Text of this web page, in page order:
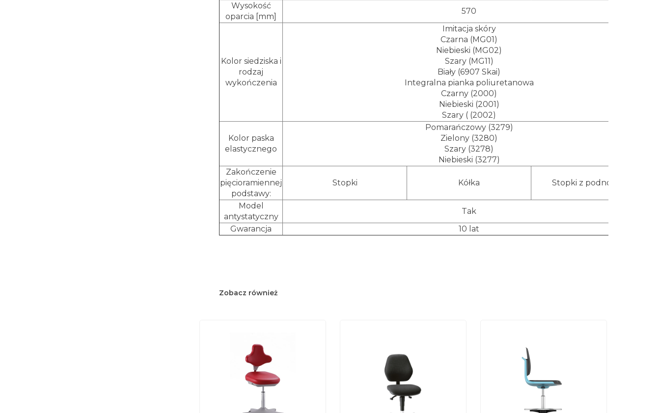
Wysokość
oparcia [mm]
570
Kolor siedziska i
rodzaj
wykończenia
Imitacja skóry
Czarna (MG01)
Niebieski (MG02)
Szary (MG11)
Biały (6907 Skai)
Integralna pianka poliuretanowa
Czarny (2000)
Niebieski (2001)
Szary ( (2002)
Kolor paska
elastycznego
Pomarańczowy (3279)
Zielony (3280)
Szary (3278)
Niebieski (3277)
Zakończenie
pięcioramiennej
podstawy:
Stopki Kółka Stopki z podnóżkiem
Model
antystatyczny
Tak
Gwarancja
10 lat
Zobacz również